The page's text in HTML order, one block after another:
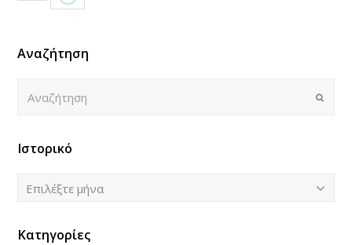
Αναζήτηση
Submit
Ιστορικό
Ιστορικό
Επιλέξτε μήνα
Κατηγορίες